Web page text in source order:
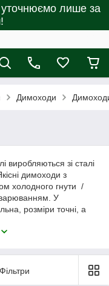
уточнюємо лише за
Димоходи
виробляються зі сталі
димоходи з
холодного гнути /
У
розміри точні, а
мм.
Фільтри